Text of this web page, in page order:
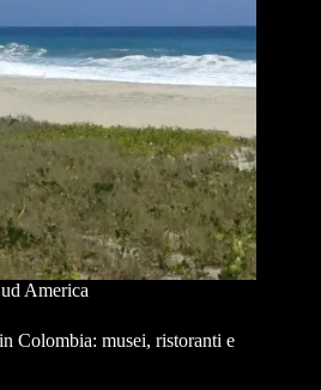
America
Colombia: musei, ristoranti e